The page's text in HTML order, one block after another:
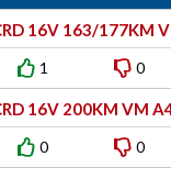
16V 163/177KM
1 0
16V 200KM VM
0 0